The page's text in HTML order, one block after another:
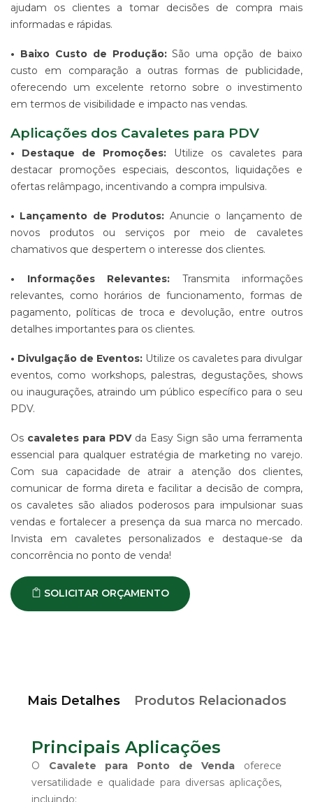
DIGITAL
DE
PRODUTO
TECIDO
DE
SINALIZAÇÃO
CONTATO
TRABALHE
CONOSCO
ajudam os clientes a tomar decisões de compra mais
informadas e rápidas.
• Baixo Custo de Produção:São uma opção de baixo
custo em comparação a outras formas de publicidade,
oferecendo um excelente retorno sobre o investimento
em termos de visibilidade e impacto nas vendas.
Aplicações dos Cavaletes para PDV
• Destaque de Promoções: Utilize os cavaletes para
destacar promoções especiais, descontos, liquidações e
ofertas relâmpago, incentivando a compra impulsiva.
• Lançamento de Produtos: Anuncie o lançamento de
novos produtos ou serviços por meio de cavaletes
chamativos que despertem o interesse dos clientes.
• Informações Relevantes: Transmita informações
relevantes, como horários de funcionamento, formas de
pagamento, políticas de troca e devolução, entre outros
detalhes importantes para os clientes.
• Divulgação de Eventos: Utilize os cavaletes para divulgar
eventos, como workshops, palestras, degustações, shows
ou inaugurações, atraindo um público específico para o seu
PDV.
Os cavaletes para PDVda Easy Sign são uma ferramenta
essencial para qualquer estratégia de marketing no varejo.
Com sua capacidade de atrair a atenção dos clientes,
comunicar de forma direta e facilitar a decisão de compra,
os cavaletes são aliados poderosos para impulsionar suas
vendas e fortalecer a presença da sua marca no mercado.
Invista em cavaletes personalizados e destaque-se da
concorrência no ponto de venda!
SOLICITAR ORÇAMENTO
Mais Detalhes Produtos Relacionados
Principais Aplicações
O Cavalete para Ponto de Venda oferece
versatilidade e qualidade para diversas aplicações,
incluindo: